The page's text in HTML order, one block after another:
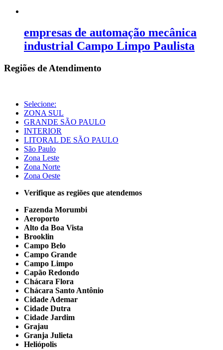
empresas de automação mecânica
industrial Campo Limpo Paulista
Regiões de Atendimento
Selecione:
ZONA SUL
GRANDE SÃO PAULO
INTERIOR
LITORAL DE SÃO PAULO
São Paulo
Zona Leste
Zona Norte
Zona Oeste
Verifique as regiões que atendemos
Fazenda Morumbi
Aeroporto
Alto da Boa Vista
Brooklin
Campo Belo
Campo Grande
Campo Limpo
Capão Redondo
Chácara Flora
Chácara Santo Antônio
Cidade Ademar
Cidade Dutra
Cidade Jardim
Grajau
Granja Julieta
Heliópolis